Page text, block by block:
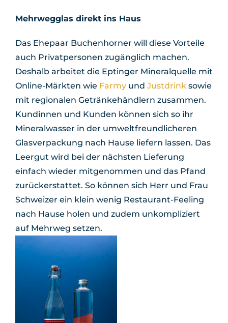
Mehrwegglas direkt ins Haus
Das Ehepaar Buchenhorner will diese Vorteile
auch Privatpersonen zugänglich machen.
Deshalb arbeitet die Eptinger Mineralquelle mit
Online-Märkten wie Farmy und Justdrink sowie
mit regionalen Getränkehändlern zusammen.
Kundinnen und Kunden können sich so ihr
Mineralwasser in der umweltfreundlicheren
Glasverpackung nach Hause liefern lassen. Das
Leergut wird bei der nächsten Lieferung
einfach wieder mitgenommen und das Pfand
zurückerstattet. So können sich Herr und Frau
Schweizer ein klein wenig Restaurant-Feeling
nach Hause holen und zudem unkompliziert
auf Mehrweg setzen.